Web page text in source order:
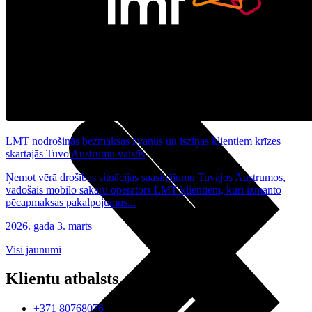
Maksas un tarifi Latvijā
LMT nodrošinās bezmaksas zvanus un īsziņas klientiem krīzes
skartajās Tuvo Austrumu valstīs
Ņemot vērā drošības situācijas saasinājumu Tuvajos Austrumos,
vadošais mobilo sakaru operators LMT klientiem, kuri izmanto
pēcapmaksas pakalpojumus...
2026. gada 3. marts
Visi jaunumi
Klientu atbalsts
+371 80768076